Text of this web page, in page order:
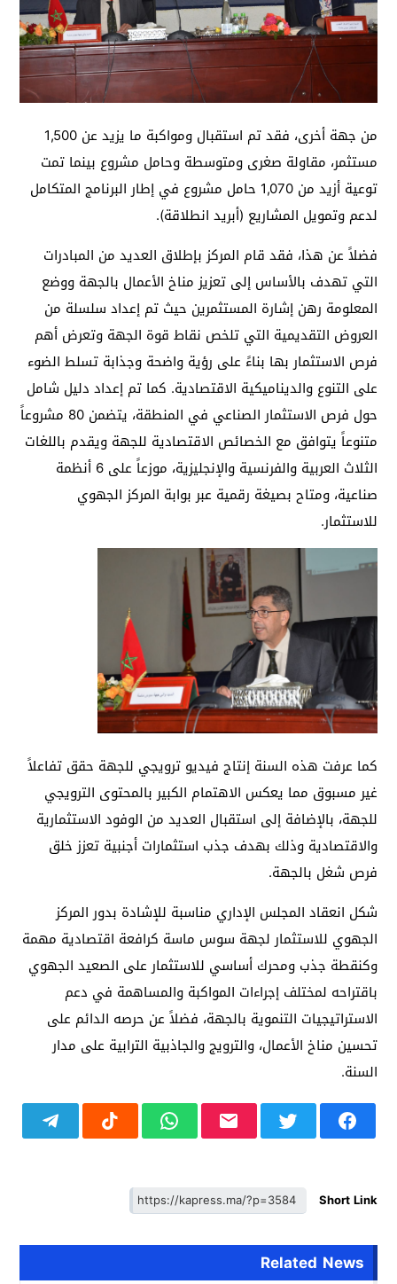
من جهة أخرى، فقد تم استقبال ومواكبة ما يزيد عن 1,500
مستثمر، مقاولة صغرى ومتوسطة وحامل مشروع بينما تمت
توعية أزيد من 1,070 حامل مشروع في إطار البرنامج المتكامل
لدعم وتمويل المشاريع (أبريد انطلاقة).
فضلاً عن هذا، فقد قام المركز بإطلاق العديد من المبادرات
التي تهدف بالأساس إلى تعزيز مناخ الأعمال بالجهة ووضع
المعلومة رهن إشارة المستثمرين حيث تم إعداد سلسلة من
العروض التقديمية التي تلخص نقاط قوة الجهة وتعرض أهم
فرص الاستثمار بها بناءً على رؤية واضحة وجذابة تسلط الضوء
على التنوع والديناميكية الاقتصادية. كما تم إعداد دليل شامل
حول فرص الاستثمار الصناعي في المنطقة، يتضمن 80 مشروعاً
متنوعاً يتوافق مع الخصائص الاقتصادية للجهة ويقدم باللغات
الثلاث العربية والفرنسية والإنجليزية، موزعاً على 6 أنظمة
صناعية، ومتاح بصيغة رقمية عبر بوابة المركز الجهوي
للاستثمار.
كما عرفت هذه السنة إنتاج فيديو ترويجي للجهة حقق تفاعلاً
غير مسبوق مما يعكس الاهتمام الكبير بالمحتوى الترويجي
للجهة، بالإضافة إلى استقبال العديد من الوفود الاستثمارية
والاقتصادية وذلك بهدف جذب استثمارات أجنبية تعزز خلق
فرص شغل بالجهة.
شكل انعقاد المجلس الإداري مناسبة للإشادة بدور المركز
الجهوي للاستثمار لجهة سوس ماسة كرافعة اقتصادية مهمة
وكنقطة جذب ومحرك أساسي للاستثمار على الصعيد الجهوي
باقتراحه لمختلف إجراءات المواكبة والمساهمة في دعم
الاستراتيجيات التنموية بالجهة، فضلاً عن حرصه الدائم على
تحسين مناخ الأعمال، والترويج والجاذبية الترابية على مدار
السنة.
Short Link
Related News